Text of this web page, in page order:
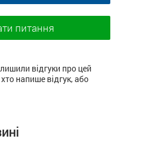
питання
відгуки про цей
напише відгук, або